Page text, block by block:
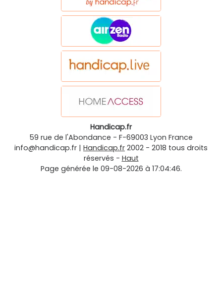
Handicap.fr
59 rue de l'Abondance - F-69003 Lyon France
info@handicap.fr | Handicap.fr 2002 - 2018 tous droits
réservés - Haut
Page générée le 09-08-2026 à 17:04:46.